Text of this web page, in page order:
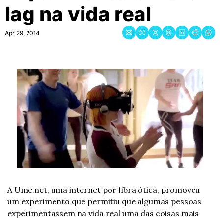
lag na vida real
Apr 29, 2014
A Ume.net, uma internet por fibra ótica, promoveu
um experimento que permitiu que algumas pessoas
experimentassem na vida real uma das coisas mais